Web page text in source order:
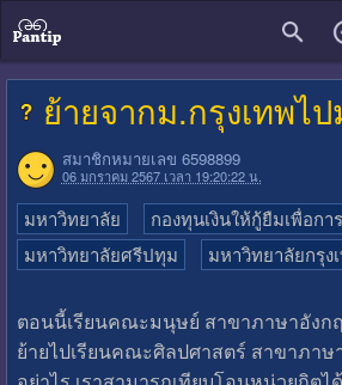
ย้ายจากม.กรุงเทพไ
สมาชิกหมายเลข 6598899
06 มกราคม 2567 เวลา 19:20:22 น.
มหาวิทยาลัย
กองทุนเงินให้กู้ยืมเพื่อก
มหาวิทยาลัยศรีปทุม
มหาวิทยาลัยกรุง
ตอนนี้เรียนคณะมนุษย์ สาขาภาษาอังก
ย้ายไปเรียนคณะศิลปศาสตร์ สาขาภาษ